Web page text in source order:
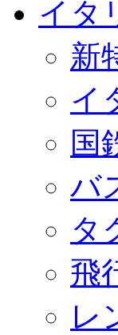
イタ
新
イ
国
バ
タ
飛
レ